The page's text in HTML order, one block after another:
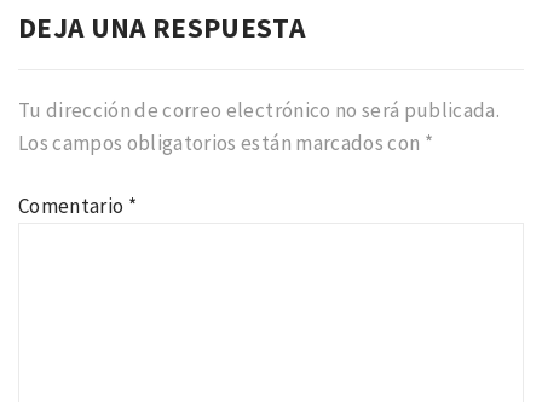
DEJA UNA RESPUESTA
Tu dirección de correo electrónico no será publicada.
Los campos obligatorios están marcados con *
Comentario *